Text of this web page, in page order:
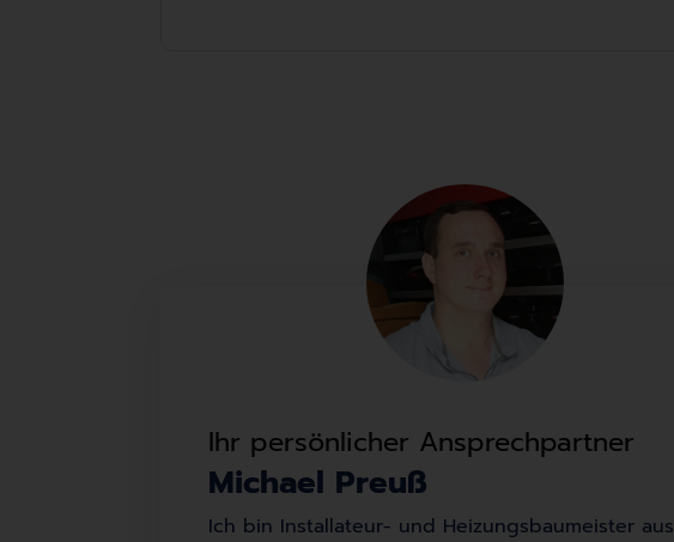
Ihr persönlicher Ansprechpartner
Michael Preuß
Ich bin Installateur- und Heizungsbaumeister aus